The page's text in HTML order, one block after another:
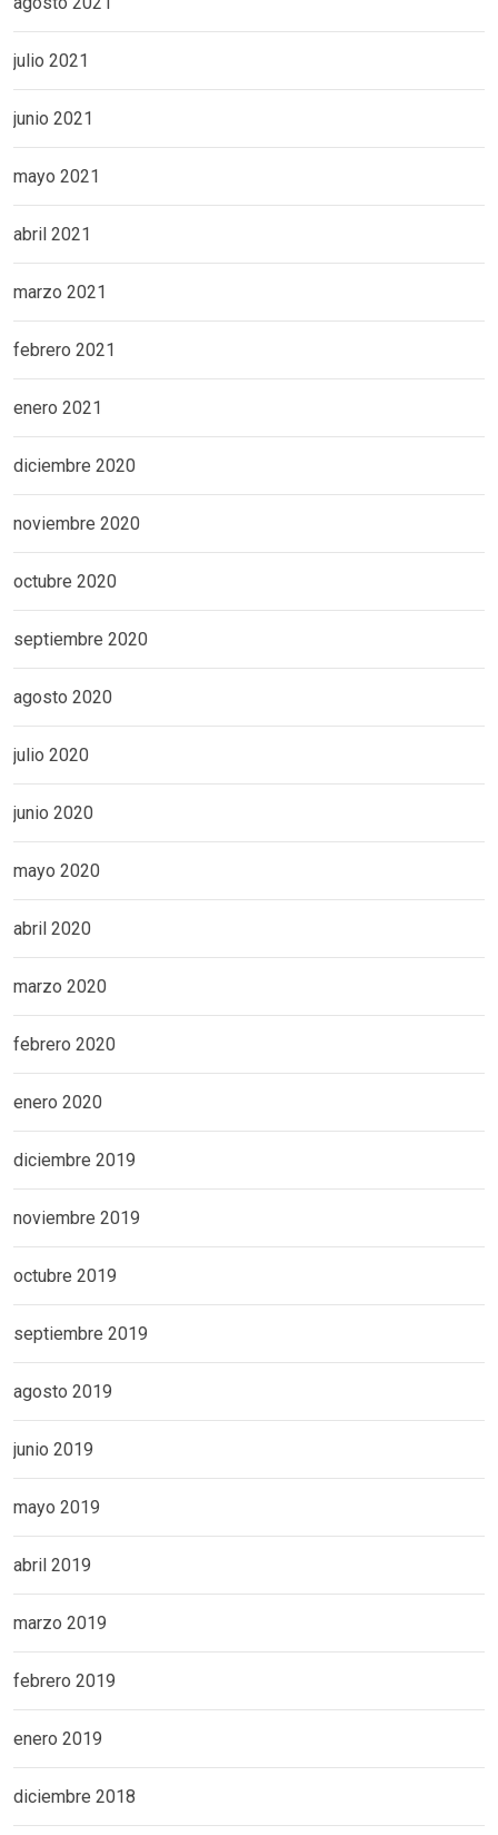
julio 2021
junio 2021
mayo 2021
abril 2021
marzo 2021
febrero 2021
enero 2021
diciembre 2020
noviembre 2020
octubre 2020
septiembre 2020
agosto 2020
julio 2020
junio 2020
mayo 2020
abril 2020
marzo 2020
febrero 2020
enero 2020
diciembre 2019
noviembre 2019
octubre 2019
septiembre 2019
agosto 2019
junio 2019
mayo 2019
abril 2019
marzo 2019
febrero 2019
enero 2019
diciembre 2018